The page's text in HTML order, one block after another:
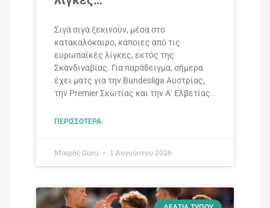
Σιγά σιγά ξεκινούν, μέσα στο
κατακαλόκαιρο, κάποιες από τις
ευρωπαϊκές λίγκες, εκτός της
Σκανδιναβίας. Για παράδειγμα, σήμερα
έχει ματς για την Bundesliga Αυστρίας,
την Premier Σκωτίας και την Α’ Ελβετίας.
ΠΕΡΙΣΣΌΤΕΡΑ
Mικρός Guru 1 Αυγούστου 2026